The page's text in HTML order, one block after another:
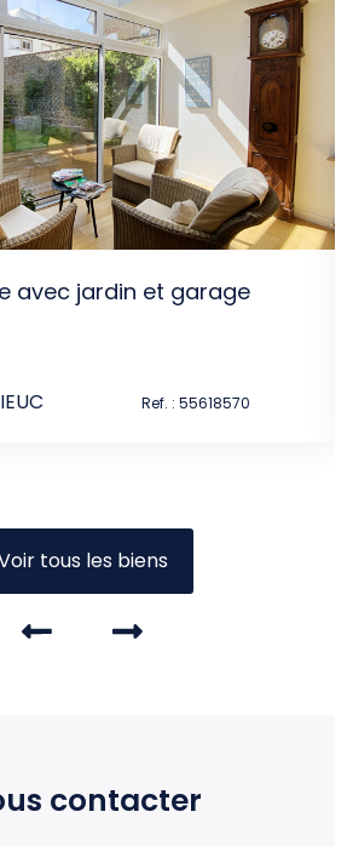
intéresser
avec jardin et garage
Ref. : 55618570
tous les biens
contacter